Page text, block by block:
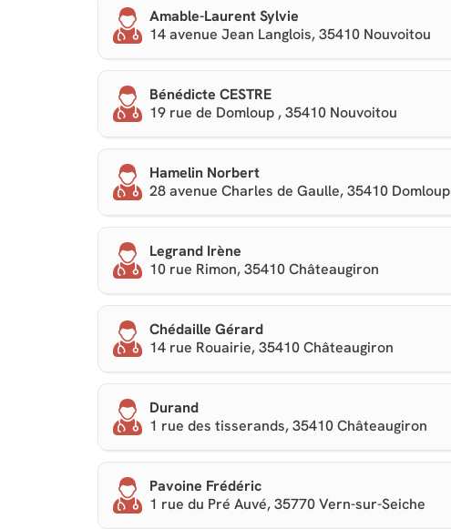
Amable-Laurent Sylvie
14 avenue Jean Langlois, 35410 Nouvoitou
Bénédicte CESTRE
19 rue de Domloup , 35410 Nouvoitou
Hamelin Norbert
28 avenue Charles de Gaulle, 35410 Domloup
Legrand Irène
10 rue Rimon, 35410 Châteaugiron
Chédaille Gérard
14 rue Rouairie, 35410 Châteaugiron
Durand
1 rue des tisserands, 35410 Châteaugiron
Pavoine Frédéric
1 rue du Pré Auvé, 35770 Vern-sur-Seiche